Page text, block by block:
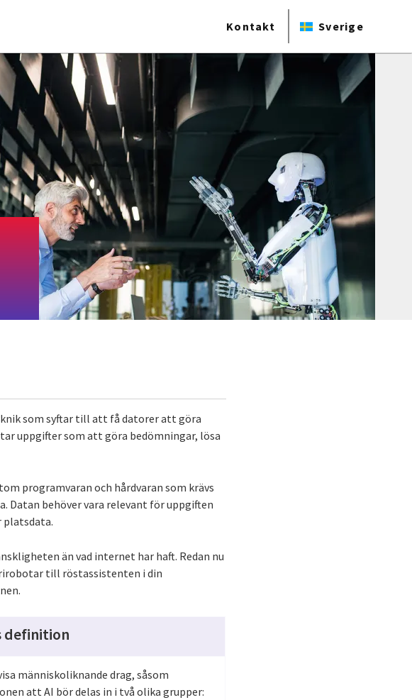
Kontakt Sverige
som syftar till att få datorer att göra
uppgifter som att göra bedömningar, lösa
programvaran och hårdvaran som krävs
Datan behöver vara relevant för uppgiften
platsdata.
än vad internet har haft. Redan nu
till röstassistenten i din
definition
människoliknande drag, såsom
att AI bör delas in i två olika grupper: